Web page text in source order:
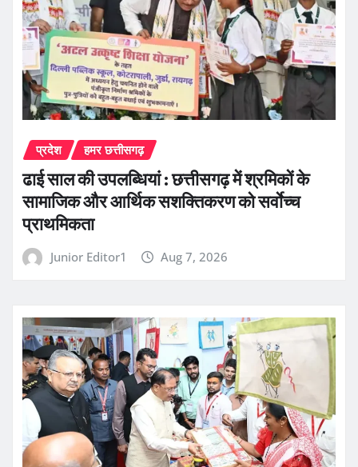
प्रदेश हमर छत्तीसगढ़
ढाई साल की उपलब्धियां : छत्तीसगढ़ में श्रमिकों के
सामाजिक और आर्थिक सशक्तिकरण को सर्वाेच्च
प्राथमिकता
Junior Editor1 Aug 7, 2026